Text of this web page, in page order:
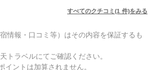
すべてのクチコミ(1 件)をみる
情報・口コミ等）はその内容を保証するも
トラベルにてご確認ください。
ントは加算されません。